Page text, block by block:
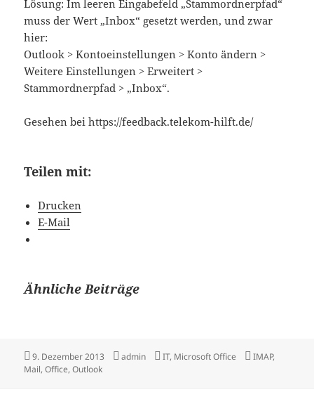
Lösung: Im leeren Eingabefeld „Stammordnerpfad“
muss der Wert „Inbox“ gesetzt werden, und zwar
hier:
Outlook > Kontoeinstellungen > Konto ändern >
Weitere Einstellungen > Erweitert >
Stammordnerpfad > „Inbox“.
Gesehen bei https://feedback.telekom-hilft.de/
Teilen mit:
Drucken
E-Mail
Ähnliche Beiträge
Veröffentlicht
am
9. Dezember 2013 Autor
admin Kategorien
IT, Microsoft Office Schlagwörter
IMAP,
Mail,Office,Outlook